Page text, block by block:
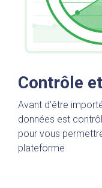
Contrôle
Avant d'être
données est
pour vous
plateforme